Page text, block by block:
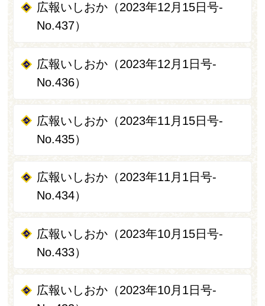
広報いしおか（2023年12月15日号-
No.437）
広報いしおか（2023年12月1日号-
No.436）
広報いしおか（2023年11月15日号-
No.435）
広報いしおか（2023年11月1日号-
No.434）
広報いしおか（2023年10月15日号-
No.433）
広報いしおか（2023年10月1日号-